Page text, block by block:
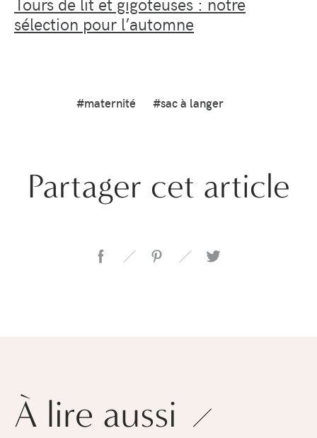
sélection pour l’automne
#maternité #sac à langer
Partager cet article
À lire aussi